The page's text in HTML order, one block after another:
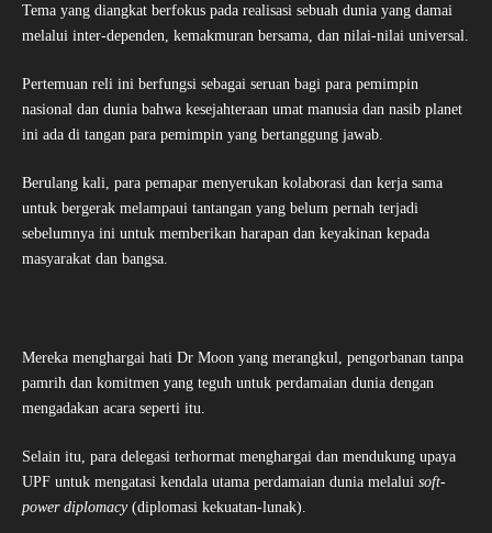
Tema yang diangkat berfokus pada realisasi sebuah dunia yang damai
melalui inter-dependen, kemakmuran bersama, dan nilai-nilai universal.
Pertemuan reli ini berfungsi sebagai seruan bagi para pemimpin
nasional dan dunia bahwa kesejahteraan umat manusia dan nasib planet
ini ada di tangan para pemimpin yang bertanggung jawab.
Berulang kali, para pemapar menyerukan kolaborasi dan kerja sama
untuk bergerak melampaui tantangan yang belum pernah terjadi
sebelumnya ini untuk memberikan harapan dan keyakinan kepada
masyarakat dan bangsa.
Mereka menghargai hati Dr Moon yang merangkul, pengorbanan tanpa
pamrih dan komitmen yang teguh untuk perdamaian dunia dengan
mengadakan acara seperti itu.
Selain itu, para delegasi terhormat menghargai dan mendukung upaya
UPF untuk mengatasi kendala utama perdamaian dunia melalui soft-
power diplomacy(diplomasi kekuatan-lunak).